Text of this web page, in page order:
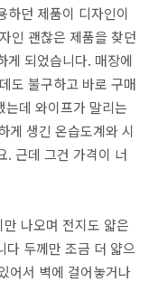
하던 제품이 디자인이
인 괜찮은 제품을 찾던
게 되었습니다. 매장에
도 불구하고 바로 구매
데 와이프가 말리는
게 생긴 온습도계와 시
. 근데 그건 가격이 너
나오며 전지도 얇은
다 두께만 조금 더 얇으
어서 벽에 걸어놓거나